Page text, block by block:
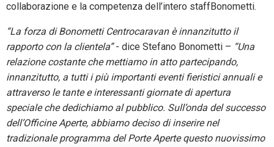
collaborazione e la competenza dell’intero staffBonometti.
“La forza di Bonometti Centrocaravan è innanzitutto il
rapporto con la clientela”- dice Stefano Bonometti – “Una
relazione costante che mettiamo in atto partecipando,
innanzitutto, a tutti i più importanti eventi fieristici annuali e
attraverso le tante e interessanti giornate di apertura
speciale che dedichiamo al pubblico. Sull’onda del successo
dell’Officine Aperte, abbiamo deciso di inserire nel
tradizionale programma del Porte Aperte questo nuovissimo